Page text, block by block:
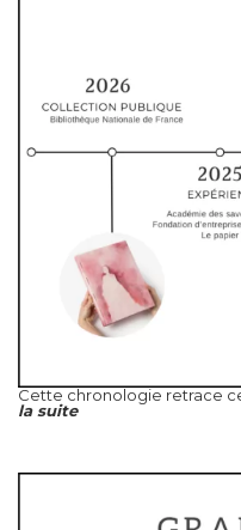
Cette chronologie retrace
la suite